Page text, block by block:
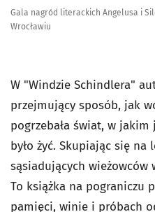
Gala nagród literackich Angelusa i
Wrocławiu
W "Windzie Schindlera"
przejmujący sposób, jak
pogrzebała świat, w
było żyć. Skupiając się
sąsiadujących wieżowców
To książka na pograniczu
pamięci, winie i próbach